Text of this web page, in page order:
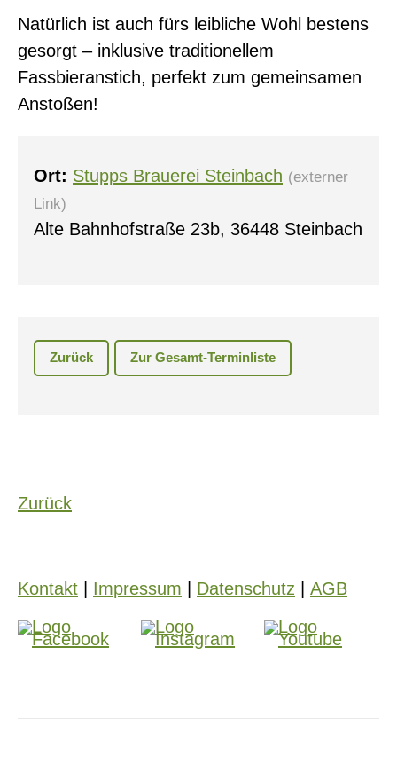
Natürlich ist auch fürs leibliche Wohl bestens
gesorgt – inklusive traditionellem
Fassbieranstich, perfekt zum gemeinsamen
Anstoßen!
Ort: Stupps Brauerei Steinbach (externer
Link)
Alte Bahnhofstraße 23b, 36448 Steinbach
Zurück Zur Gesamt-Terminliste
Zurück
Kontakt Impressum Datenschutz AGB